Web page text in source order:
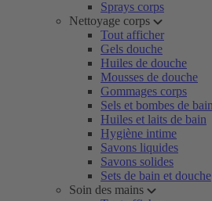
Sprays corps
Nettoyage corps
Tout afficher
Gels douche
Huiles de douche
Mousses de douche
Gommages corps
Sels et bombes de bain
Huiles et laits de bain
Hygiène intime
Savons liquides
Savons solides
Sets de bain et douche
Soin des mains